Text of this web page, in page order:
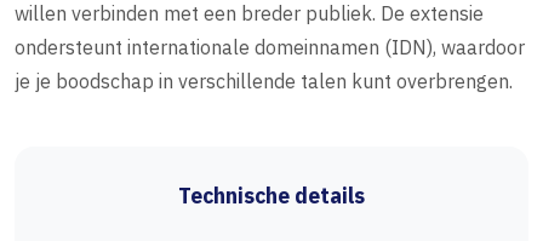
willen verbinden met een breder publiek. De extensie
ondersteunt internationale domeinnamen (IDN), waardoor
je je boodschap in verschillende talen kunt overbrengen.
Technische details